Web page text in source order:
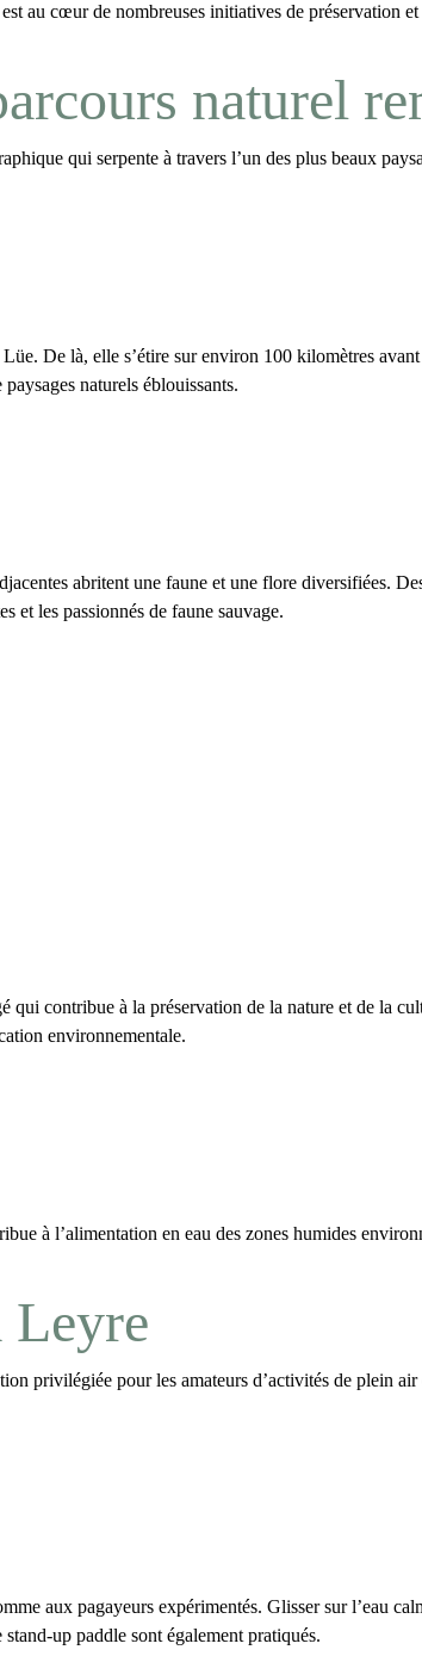
au cœur de nombreuses initiatives de préservation
naturel
qui serpente à travers l’un des plus beaux
De là, elle s’étire surenviron 100 kilomètres
naturels éblouissants.
abritent une faune et une flore diversifiées.
et les passionnés de faune sauvage.
qui contribue à la préservation de la nature et de la
environnementale.
à l’alimentation en eau des zones humides
Leyre
privilégiée pour les amateurs d’activités de plein
aux pagayeurs expérimentés. Glisser sur l’eau
up paddle sont également pratiqués.